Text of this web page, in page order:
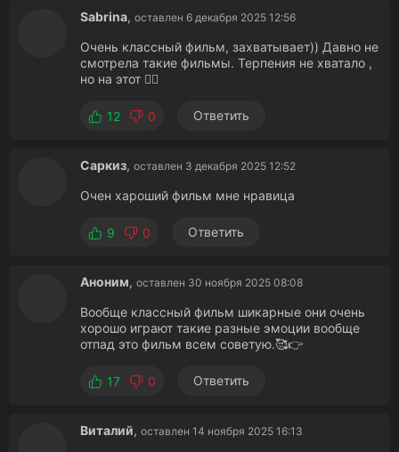
Sabrina, оставлен 6 декабря 2025 12:56
Очень классный фильм, захватывает)) Давно не
смотрела такие фильмы. Терпения не хватало ,
но на этот 👍🏻
12 0 Ответить
Саркиз, оставлен 3 декабря 2025 12:52
Очен хароший фильм мне нравица
9 0 Ответить
Аноним, оставлен 30 ноября 2025 08:08
Вообще классный фильм шикарные они очень
хорошо играют такие разные эмоции вообще
отпад это фильм всем советую.🥰👉
17 0 Ответить
Виталий, оставлен 14 ноября 2025 16:13